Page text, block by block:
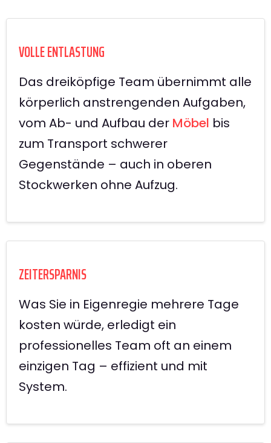
VOLLE ENTLASTUNG
Das dreiköpfige Team übernimmt alle
körperlich anstrengenden Aufgaben,
vom Ab- und Aufbau der Möbel bis
zum Transport schwerer
Gegenstände – auch in oberen
Stockwerken ohne Aufzug.
ZEITERSPARNIS
Was Sie in Eigenregie mehrere Tage
kosten würde, erledigt ein
professionelles Team oft an einem
einzigen Tag – effizient und mit
System.